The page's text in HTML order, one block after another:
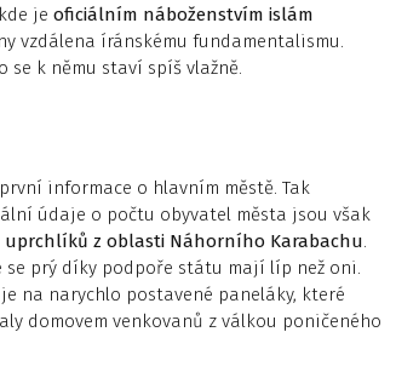
je oficiálním náboženstvím islám
vzdálena íránskému fundamentalismu.
k němu staví spíš vlažně.
informace o hlavním městě. Tak
údaje o počtu obyvatel města jsou však
z oblasti Náhorního Karabachu.
se prý díky podpoře státu mají líp než oni.
na narychlo postavené paneláky, které
domovem venkovanů z válkou poničeného